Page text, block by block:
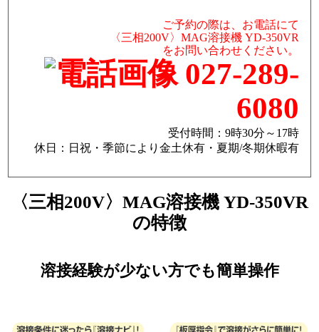
ご予約の際は、お電話にて
〈三相200V〉MAG溶接機 YD-350VR
をお問い合わせください。
027-289-
6080
受付時間：9時30分～17時
休日：日祝・季節により金土休有・夏期/冬期休暇有
〈三相200V〉MAG溶接機 YD-350VR
の特徴
溶接経験が少ない方でも簡単操作